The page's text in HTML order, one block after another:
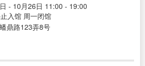
- 10月26日 11:00 - 19:00
入馆 周一闭馆
鼎路123弄8号